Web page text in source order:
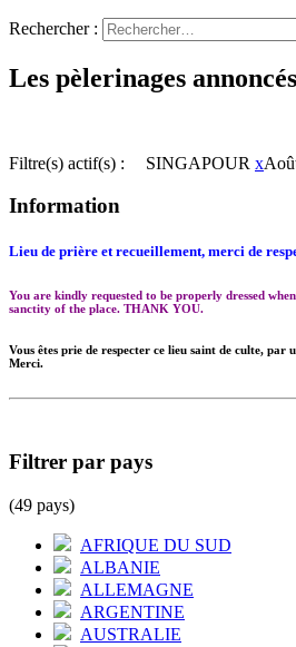
Rechercher :
Les pèlerinages annoncés
Filtre(s) actif(s) : SINGAPOUR x
Information
Lieu de prière et recueillement, merci de
You are kindly requested to be properly dressed
sanctity of the place. THANK YOU.
Vous êtes prie de respecter ce lieu saint de culte, par
Merci.
Filtrer par pays
(49 pays)
AFRIQUE DU SUD
ALBANIE
ALLEMAGNE
ARGENTINE
AUSTRALIE